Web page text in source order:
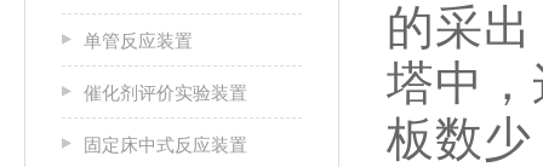
单管反应装置
催化剂评价实验装置
固定床中式反应装置
的采
塔中
板数